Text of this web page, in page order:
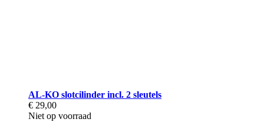
AL-KO slotcilinder incl. 2 sleutels
€ 29,00
Niet op voorraad